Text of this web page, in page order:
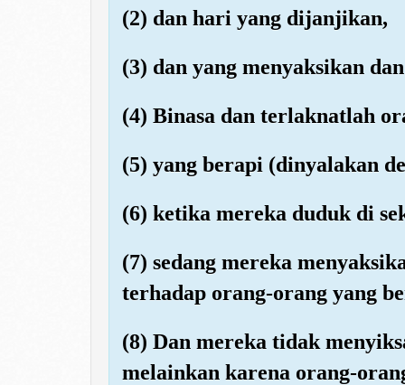
(2) dan hari yang dijanjikan,
(3) dan yang menyaksikan
(4) Binasa dan terlaknatlah
(5) yang berapi (dinyalakan
(6) ketika mereka duduk di
(7) sedang mereka
terhadap orang-orang yang
(8) Dan mereka tidak
melainkan karena orang-